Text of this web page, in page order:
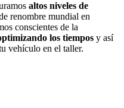
altos niveles de
renombre mundial en
conscientes de la
los tiempos y así
vehículo en el taller.